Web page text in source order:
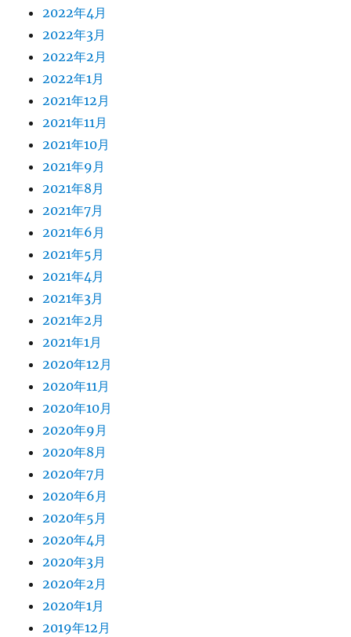
2022年4月
2022年3月
2022年2月
2022年1月
2021年12月
2021年11月
2021年10月
2021年9月
2021年8月
2021年7月
2021年6月
2021年5月
2021年4月
2021年3月
2021年2月
2021年1月
2020年12月
2020年11月
2020年10月
2020年9月
2020年8月
2020年7月
2020年6月
2020年5月
2020年4月
2020年3月
2020年2月
2020年1月
2019年12月